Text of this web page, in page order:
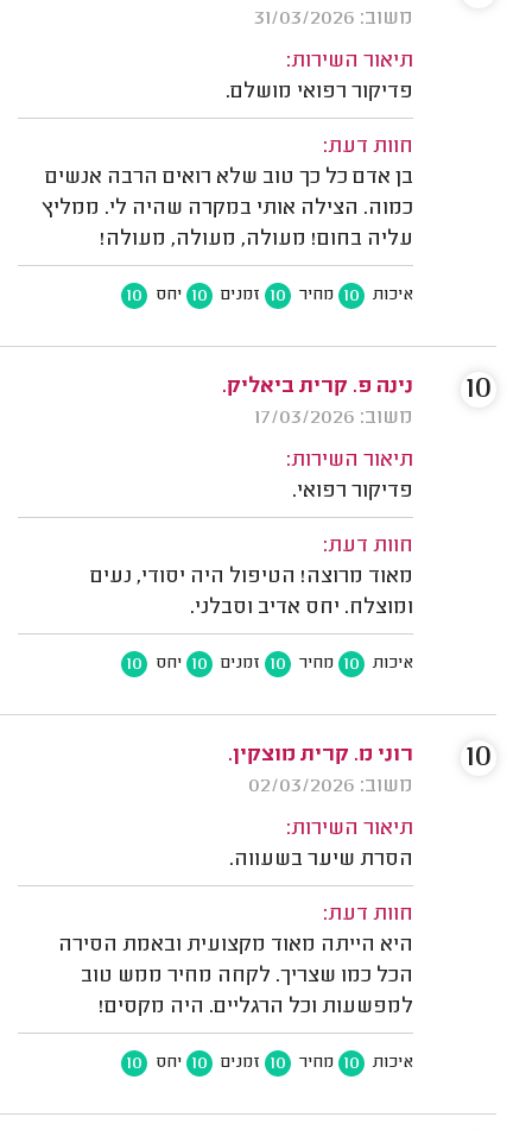
משוב: 31/03/2026
תיאור השירות:
פדיקור רפואי מושלם.
חוות דעת:
בן אדם כל כך טוב שלא רואים הרבה אנשים
כמוה. הצילה אותי במקרה שהיה לי. ממליץ
עליה בחום! מעולה, מעולה, מעולה!
איכות 10 מחיר 10 זמנים 10 יחס 10
נינה פ. קרית ביאליק.
משוב: 17/03/2026
תיאור השירות:
פדיקור רפואי.
חוות דעת:
מאוד מרוצה! הטיפול היה יסודי, נעים
ומוצלח. יחס אדיב וסבלני.
איכות 10 מחיר 10 זמנים 10 יחס 10
10
רוני מ. קרית מוצקין.
משוב: 02/03/2026
תיאור השירות:
הסרת שיער בשעווה.
חוות דעת:
היא הייתה מאוד מקצועית ובאמת הסירה
הכל כמו שצריך. לקחה מחיר ממש טוב
למפשעות וכל הרגליים. היה מקסים!
איכות 10 מחיר 10 זמנים 10 יחס 10
10